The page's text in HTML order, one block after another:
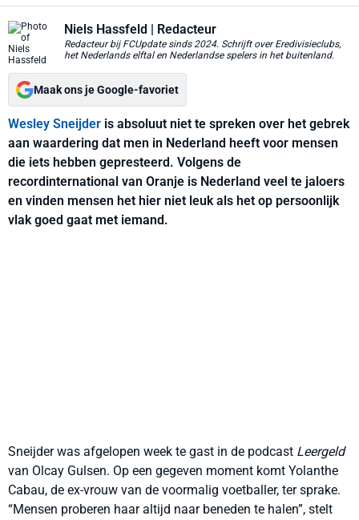
Niels Hassfeld | Redacteur
Redacteur bij FCUpdate sinds 2024. Schrijft over Eredivisieclubs,
het Nederlands elftal en Nederlandse spelers in het buitenland.
Maak ons je Google-favoriet
Wesley Sneijder is absoluut niet te spreken over het gebrek
aan waardering dat men in Nederland heeft voor mensen
die iets hebben gepresteerd. Volgens de
recordinternational van Oranje is Nederland veel te jaloers
en vinden mensen het hier niet leuk als het op persoonlijk
vlak goed gaat met iemand.
Sneijder was afgelopen week te gast in de podcast Leergeld
van Olcay Gulsen. Op een gegeven moment komt Yolanthe
Cabau, de ex-vrouw van de voormalig voetballer, ter sprake.
“Mensen proberen haar altijd naar beneden te halen”, stelt